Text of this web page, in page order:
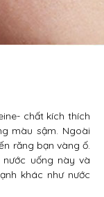
chất kích thích
màu sậm. Ngoài
răng bạn vàng ố.
uống này và
khác như nước